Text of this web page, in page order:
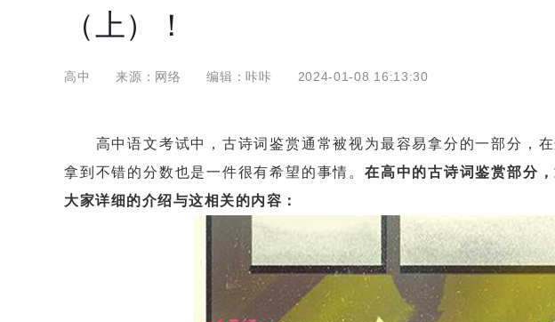
（上）！
高中 来源：网络 编辑：咔咔 2024-01-08 16:13:30
高中语文考试中，古诗词鉴赏通常被视为最容易拿分的一部分，在
拿到不错的分数也是一件很有希望的事情。 在高中的古诗词鉴赏部分
大家详细的介绍与这相关的内容：